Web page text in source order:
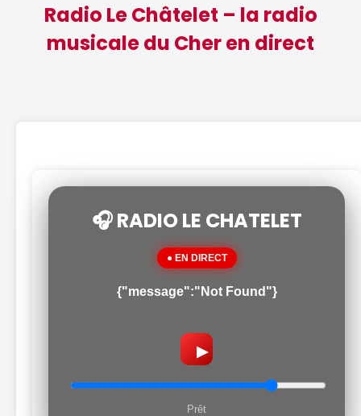
Radio Le Châtelet – la radio
musicale du Cher en direct
🎧 RADIO LE CHATELET
● EN DIRECT
{"message":"Not Found"}
▶
Prêt